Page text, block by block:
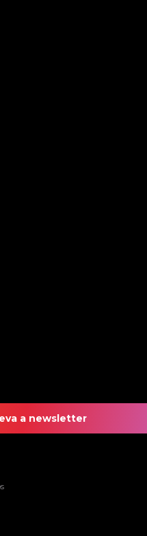
a newsletter